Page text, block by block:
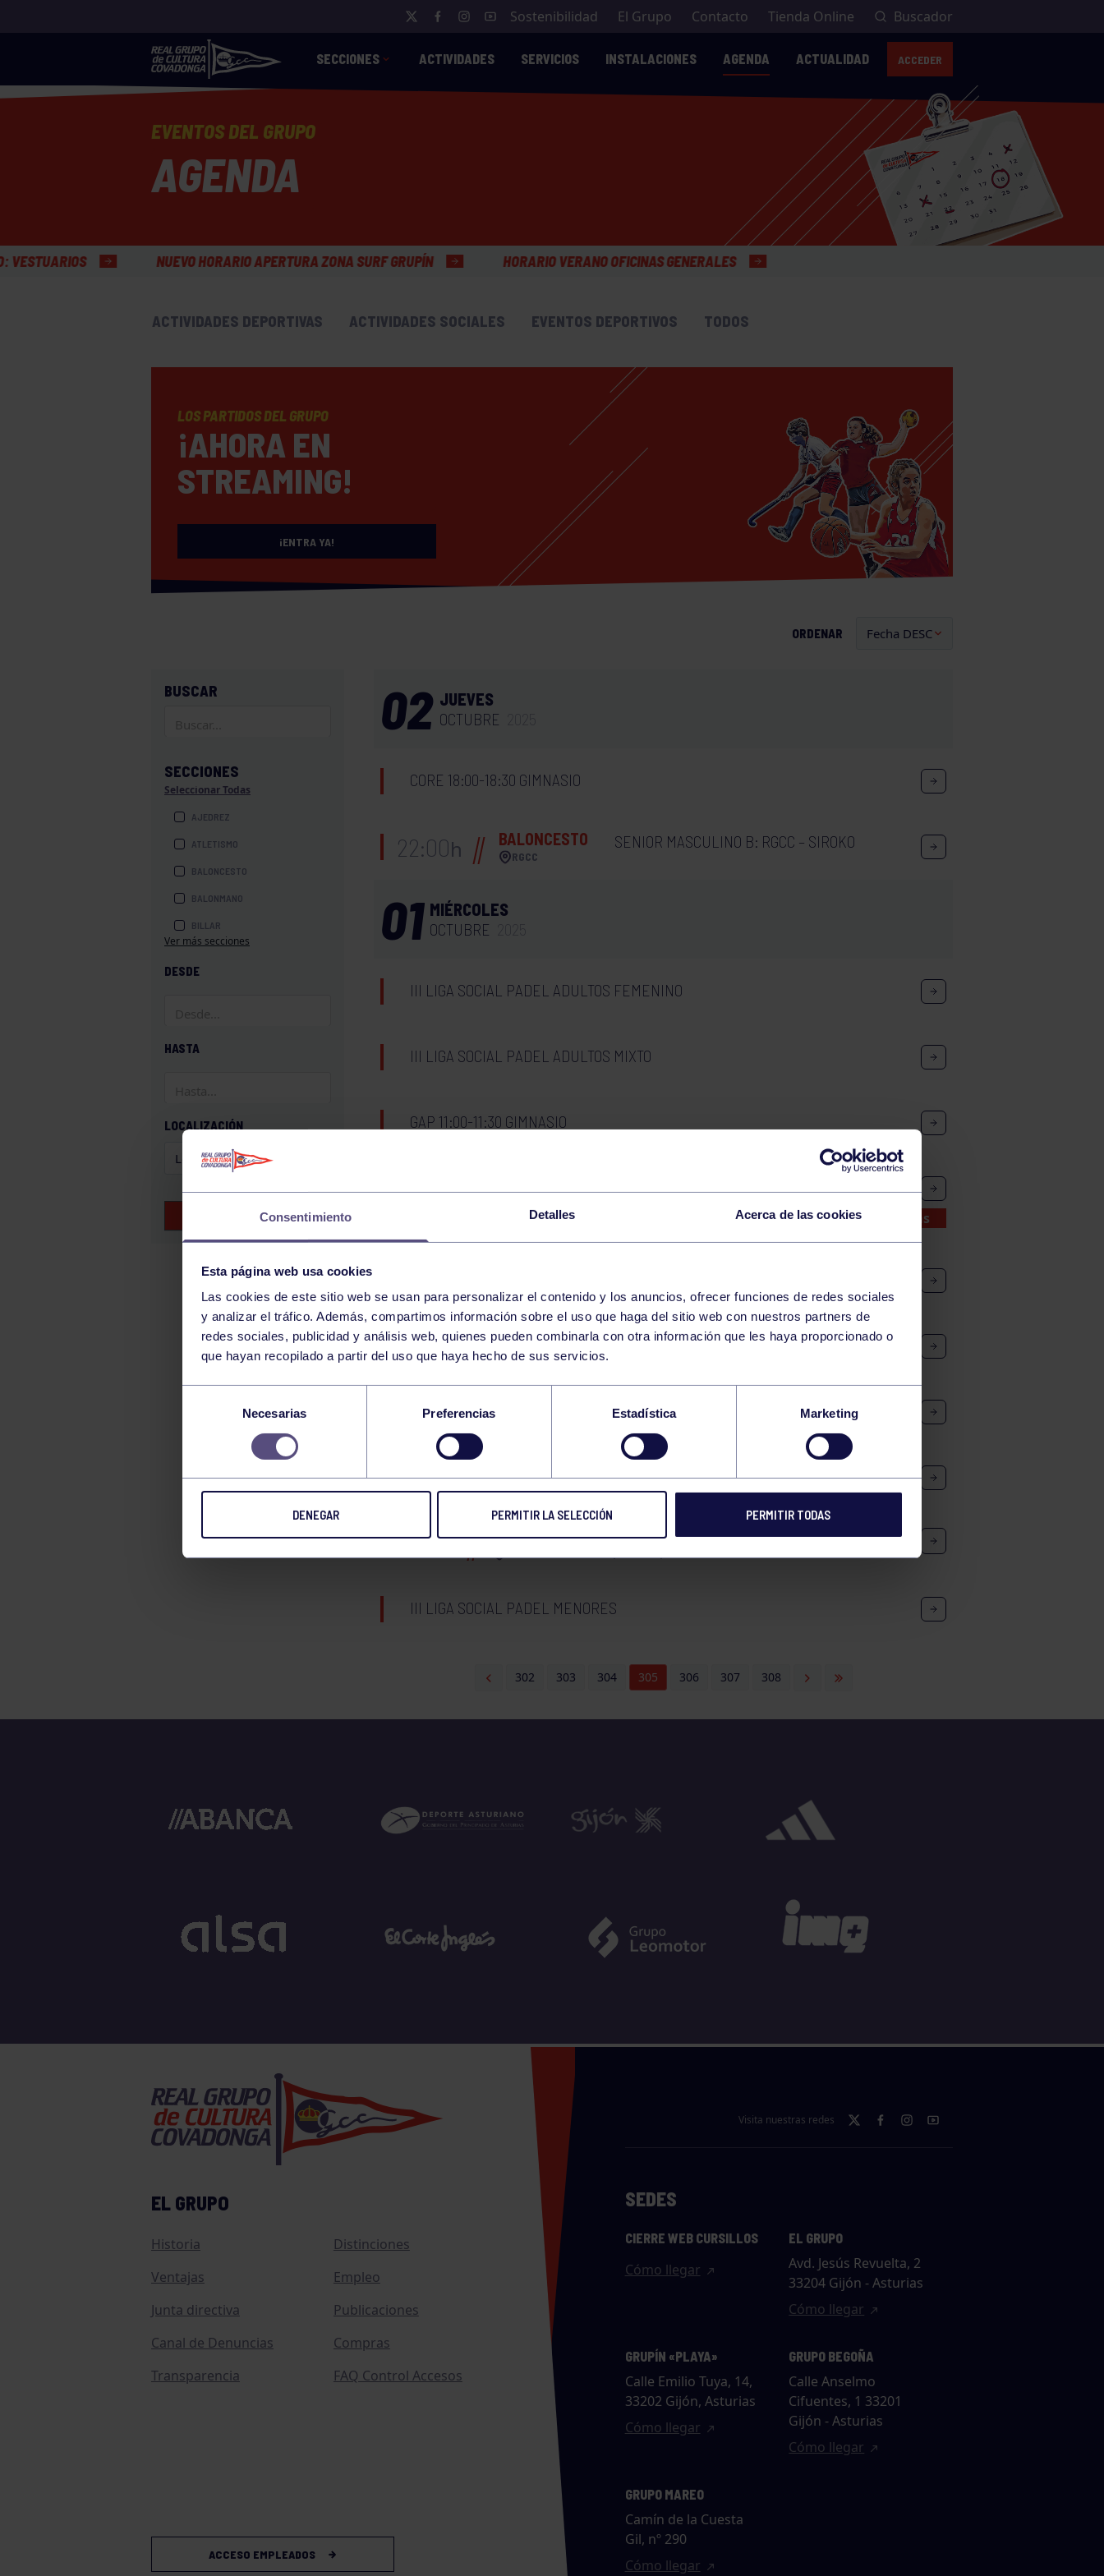
Consentimiento Detalles Acerca de las cookies
Esta página web usa cookies
Las cookies de este sitio web se usan para personalizar el contenido y los anuncios, ofrecer funciones de redes sociales
y analizar el tráfico. Además, compartimos información sobre el uso que haga del sitio web con nuestros partners de
redes sociales, publicidad y análisis web, quienes pueden combinarla con otra información que les haya proporcionado o
que hayan recopilado a partir del uso que haya hecho de sus servicios.
consentimiento
Necesarias Preferencias Estadística Marketing
DENEGAR PERMITIR LA SELECCIÓN PERMITIR TODAS
Sostenibilidad El Grupo Contacto Tienda Online Buscador
SECCIONES ACTIVIDADES SERVICIOS INSTALACIONES AGENDA ACTUALIDAD ACCEDER
EVENTOS DEL GRUPO
AGENDA
NUEVO HORARIO APERTURA ZONA SURF GRUPÍN HORARIO VERANO OFICINAS GENERALES
ACTIVIDADES DEPORTIVAS ACTIVIDADES SOCIALES EVENTOS DEPORTIVOS TODOS
LOS PARTIDOS DEL GRUPO
¡AHORA EN
STREAMING!
¡ENTRA YA!
ORDENAR
BUSCAR
SECCIONES
Seleccionar Todas
AJEDREZ
ATLETISMO
BALONCESTO
BALONMANO
BILLAR
BOXEO
HOCKEY
JUDO
MONTAÑA
NATACIÓN
ORFEÓN
PÁDEL
PELOTA
TENIS
Ver más secciones
DESDE
HASTA
LOCALIZACIÓN
BUSCAR EVENTOS
02 JUEVES
OCTUBRE
CORE 18:00-18:30 GIMNASIO
22:00h BALONCESTO
RGCC
SENIOR MASCULINO B: RGCC – SIROKO
01 MIÉRCOLES
OCTUBRE
III LIGA SOCIAL PADEL ADULTOS FEMENINO
III LIGA SOCIAL PADEL ADULTOS MIXTO
GAP 11:00-11:30 GIMNASIO
LICENCIAS TENIS 2026
Inscripciones abiertas
III LIGA SOCIAL PADEL ADULTOS MASCULINO
WOD 20:30-21:00 GIMNASIO
LICENCIAS MINI TENIS. SÓLO TORNEOS AFICIONADOS Y EVENTOS NO FEDERADOS
17:00h BOLOS
CTO ASTURIAS AFICIONADOS: RGCC (FÉLIX GAYOL) – EL
III LIGA SOCIAL PADEL MENORES
302 303 304 305 306 307 308
EL GRUPO
Historia
Distinciones
Ventajas
Empleo
Junta directiva
Publicaciones
Canal de Denuncias
Compras
Transparencia
FAQ Control Accesos
ACCESO EMPLEADOS
Visita nuestras redes
SEDES
CIERRE WEB CURSILLOS
Cómo llegar
EL GRUPO
Avd. Jesús Revuelta, 2
33204 Gijón - Asturias
Cómo llegar
GRUPÍN «PLAYA»
Calle Emilio Tuya, 14,
33202 Gijón, Asturias
Cómo llegar
GRUPO BEGOÑA
Calle Anselmo
Cifuentes, 1 33201
Gijón - Asturias
Cómo llegar
GRUPO MAREO
Camín de la Cuesta
Gil, nº 290
Cómo llegar